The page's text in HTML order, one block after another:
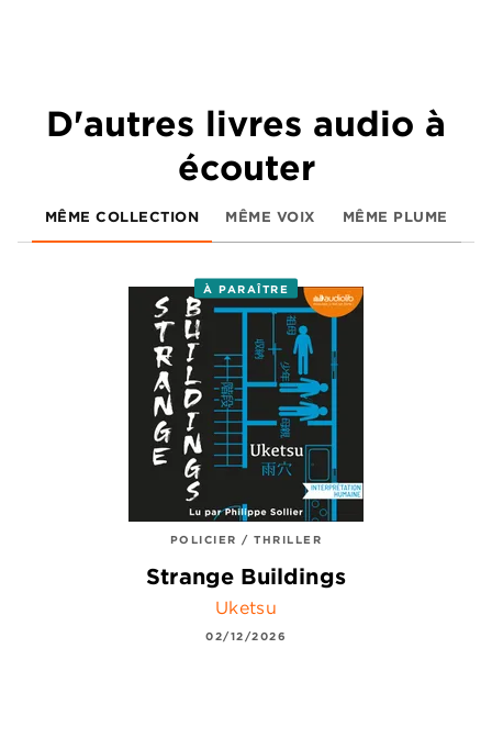
D'autres livres audio à
écouter
MÊME COLLECTION MÊME VOIX MÊME PLUME
À PARAÎTRE
POLICIER / THRILLER
Strange Buildings
Uketsu
02/12/2026